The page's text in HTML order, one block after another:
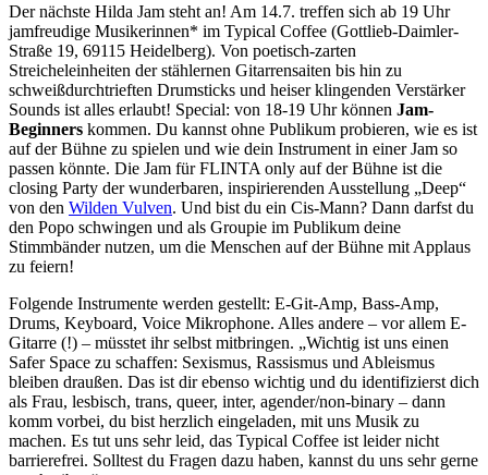
Der nächste Hilda Jam steht an! Am 14.7. treffen sich ab 19 Uhr
jamfreudige Musikerinnen* im Typical Coffee (Gottlieb-Daimler-
Straße 19, 69115 Heidelberg). Von poetisch-zarten
Streicheleinheiten der stählernen Gitarrensaiten bis hin zu
schweißdurchtrieften Drumsticks und heiser klingenden Verstärker
Sounds ist alles erlaubt! Special: von 18-19 Uhr können Jam-
Beginners kommen. Du kannst ohne Publikum probieren, wie es ist
auf der Bühne zu spielen und wie dein Instrument in einer Jam so
passen könnte. Die Jam für FLINTA only auf der Bühne ist die
closing Party der wunderbaren, inspirierenden Ausstellung „Deep“
von den Wilden Vulven. Und bist du ein Cis-Mann? Dann darfst du
den Popo schwingen und als Groupie im Publikum deine
Stimmbänder nutzen, um die Menschen auf der Bühne mit Applaus
zu feiern!
Folgende Instrumente werden gestellt: E-Git-Amp, Bass-Amp,
Drums, Keyboard, Voice Mikrophone. Alles andere – vor allem E-
Gitarre (!) – müsstet ihr selbst mitbringen. „Wichtig ist uns einen
Safer Space zu schaffen: Sexismus, Rassismus und Ableismus
bleiben draußen. Das ist dir ebenso wichtig und du identifizierst dich
als Frau, lesbisch, trans, queer, inter, agender/non-binary – dann
komm vorbei, du bist herzlich eingeladen, mit uns Musik zu
machen. Es tut uns sehr leid, das Typical Coffee ist leider nicht
barrierefrei. Solltest du Fragen dazu haben, kannst du uns sehr gerne